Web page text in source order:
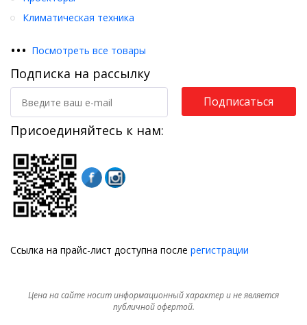
Климатическая техника
••• Посмотреть все товары
Подписка на рассылку
Подписаться
Присоединяйтесь к нам:
Ссылка на прайс-лист доступна после регистрации
Цена на сайте носит информационный характер и не является
публичной офертой.